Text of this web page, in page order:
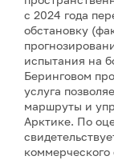
с 2024 года
обстановку
испытания на
Беринговом
услуга
маршруты и
Арктике. По
коммерческого